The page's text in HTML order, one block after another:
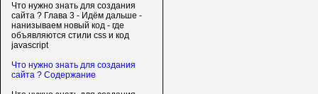
Что нужно знать для создания
сайта ? Глава 3 - Идём дальше -
нанизываем новый код - где
объявляются стили css и код
javascript
Что нужно знать для создания
сайта ? Содержание